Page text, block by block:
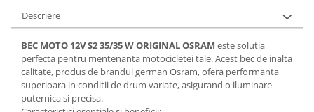
Produse Intretinere si Detailing
Lubrifianti si Spray-uri de Curatare
Curatare si Detailing Interior
Vopsitorie, Chituri si Adezivi
Curatare si Detailing Exterior
Descriere
BEC MOTO 12V S2 35/35 W ORIGINAL OSRAM este solutia
perfecta pentru mentenanta motocicletei tale. Acest bec de inalta
calitate, produs de brandul german Osram, ofera performanta
superioara in conditii de drum variate, asigurand o iluminare
puternica si precisa.